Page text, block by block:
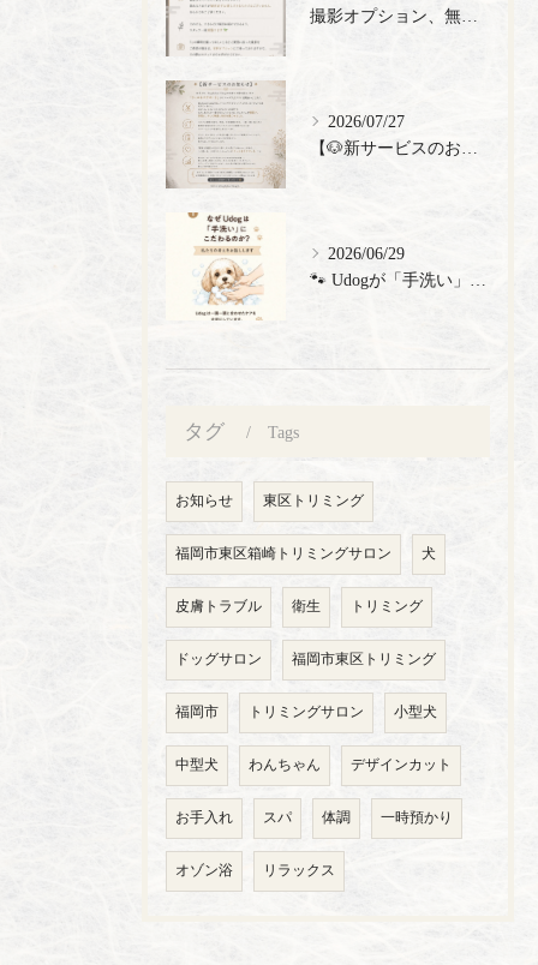
2026/07/27
2026/06/29
タグ Tags
お知らせ 東区トリミング
福岡市東区箱崎トリミングサロン 犬
皮膚トラブル 衛生 トリミング
ドッグサロン 福岡市東区トリミング
福岡市 トリミングサロン 小型犬
中型犬 わんちゃん デザインカット
お手入れ スパ 体調 一時預かり
オゾン浴 リラックス